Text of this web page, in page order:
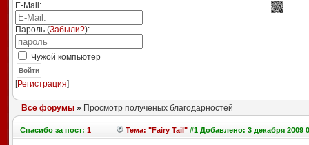
E-Mail:
Пароль (Забыли?):
Чужой компьютер
Войти
[Регистрация]
Все форумы» Просмотр полученых благодарностей
Спасибоза пост: 1 Тема: "Fairy Tail"#1 Добавлено: 3 декабря 2009